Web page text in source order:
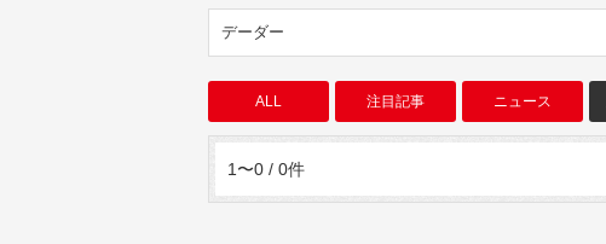
デーダー
ALL 注目記事 ニュース
1〜0 / 0件